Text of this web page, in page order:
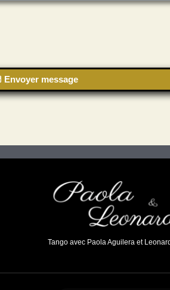
Envoyer message
Tango avec Paola Aguilera et